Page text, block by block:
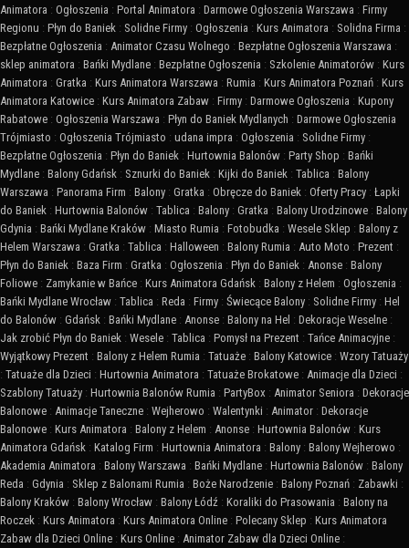
Animatora : Ogłoszenia : Portal Animatora : Darmowe Ogłoszenia Warszawa : Firmy
Regionu : Płyn do Baniek : Solidne Firmy : Ogłoszenia : Kurs Animatora : Solidna Firma :
Bezpłatne Ogłoszenia : Animator Czasu Wolnego : Bezpłatne Ogłoszenia Warszawa :
sklep animatora : Bańki Mydlane : Bezpłatne Ogłoszenia : Szkolenie Animatorów : Kurs
Animatora : Gratka : Kurs Animatora Warszawa : Rumia : Kurs Animatora Poznań : Kurs
Animatora Katowice : Kurs Animatora Zabaw : Firmy : Darmowe Ogłoszenia : Kupony
Rabatowe : Ogłoszenia Warszawa : Płyn do Baniek Mydlanych : Darmowe Ogłoszenia
Trójmiasto : Ogłoszenia Trójmiasto : udana impra : Ogłoszenia : Solidne Firmy :
Bezpłatne Ogłoszenia : Płyn do Baniek : Hurtownia Balonów : Party Shop : Bańki
Mydlane : Balony Gdańsk : Sznurki do Baniek : Kijki do Baniek : Tablica : Balony
Warszawa : Panorama Firm : Balony : Gratka : Obręcze do Baniek : Oferty Pracy : Łapki
do Baniek : Hurtownia Balonów : Tablica : Balony : Gratka : Balony Urodzinowe : Balony
Gdynia : Bańki Mydlane Kraków : Miasto Rumia : Fotobudka : Wesele Sklep : Balony z
Helem Warszawa : Gratka : Tablica : Halloween : Balony Rumia : Auto Moto : Prezent :
Płyn do Baniek : Baza Firm : Gratka : Ogłoszenia : Płyn do Baniek : Anonse : Balony
Foliowe : Zamykanie w Bańce : Kurs Animatora Gdańsk : Balony z Helem : Ogłoszenia :
Bańki Mydlane Wrocław : Tablica : Reda : Firmy : Świecące Balony : Solidne Firmy : Hel
do Balonów : Gdańsk : Bańki Mydlane : Anonse : Balony na Hel : Dekoracje Weselne :
Jak zrobić Płyn do Baniek : Wesele : Tablica : Pomysł na Prezent : Tańce Animacyjne :
Wyjątkowy Prezent : Balony z Helem Rumia : Tatuaże : Balony Katowice : Wzory Tatuaży
: Tatuaże dla Dzieci : Hurtownia Animatora : Tatuaże Brokatowe : Animacje dla Dzieci :
Szablony Tatuaży : Hurtownia Balonów Rumia : PartyBox : Animator Seniora : Dekoracje
Balonowe : Animacje Taneczne : Wejherowo : Walentynki : Animator : Dekoracje
Balonowe : Kurs Animatora : Balony z Helem : Anonse : Hurtownia Balonów : Kurs
Animatora Gdańsk : Katalog Firm : Hurtownia Animatora : Balony : Balony Wejherowo :
Akademia Animatora : Balony Warszawa : Bańki Mydlane : Hurtownia Balonów : Balony
Reda : Gdynia : Sklep z Balonami Rumia : Boże Narodzenie : Balony Poznań : Zabawki :
Balony Kraków : Balony Wrocław : Balony Łódź : Koraliki do Prasowania : Balony na
Roczek : Kurs Animatora : Kurs Animatora Online : Polecany Sklep : Kurs Animatora
Zabaw dla Dzieci Online : Kurs Online : Animator Zabaw dla Dzieci Online :